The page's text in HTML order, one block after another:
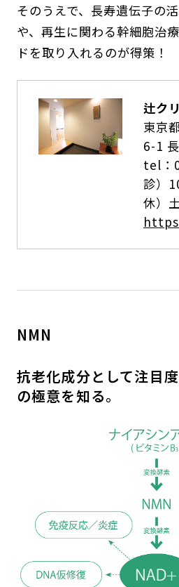
そのうえで、長寿遺伝子の
や、再生に関わる幹細胞治
ドを取り入れるのが得策！
辻ク
東京
6-1
tel：
診）
休）
NMN
抗老化成分として注目
の極意を知る。